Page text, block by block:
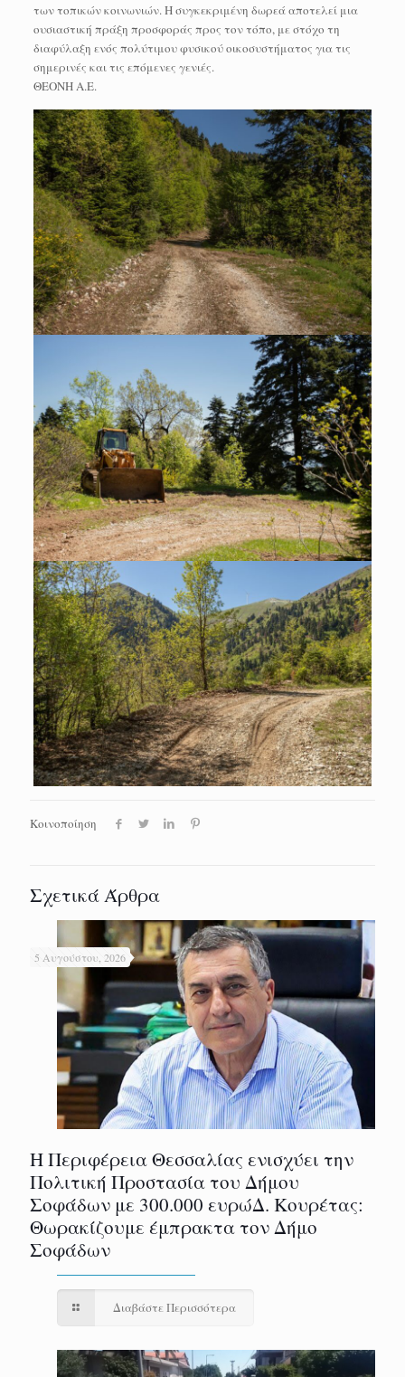
των τοπικών κοινωνιών. Η συγκεκριμένη δωρεά αποτελεί μια
ουσιαστική πράξη προσφοράς προς τον τόπο, με στόχο τη
διαφύλαξη ενός πολύτιμου φυσικού οικοσυστήματος για τις
σημερινές και τις επόμενες γενιές.
ΘΕΟΝΗ Α.Ε.
Κοινοποίηση
Σχετικά Άρθρα
5 Αυγούστου, 2026
Η Περιφέρεια Θεσσαλίας ενισχύει την
Πολιτική Προστασία του Δήμου
Σοφάδων με 300.000 ευρώΔ. Κουρέτας:
Θωρακίζουμε έμπρακτα τον Δήμο
Σοφάδων
Διαβάστε Περισσότερα